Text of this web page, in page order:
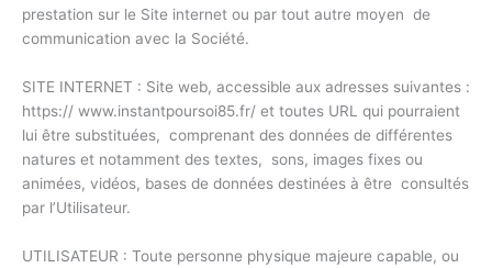
prestation sur le Site internet ou par tout autre moyen de
communication avec la Société.
SITE INTERNET : Site web, accessible aux adresses suivantes :
https:// www.instantpoursoi85.fr/ et toutes URL qui pourraient
lui être substituées, comprenant des données de différentes
natures et notamment des textes, sons, images fixes ou
animées, vidéos, bases de données destinées à être consultés
par l’Utilisateur.
UTILISATEUR : Toute personne physique majeure capable, ou